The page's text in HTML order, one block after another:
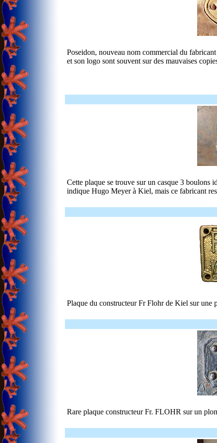
Poseidon, nouveau nom commercial du
et son logo sont souvent sur des mauvaises
Cette plaque se trouve sur un casque 3 boulons
indique Hugo Meyer à Kiel, mais ce fabricant
Plaque du constructeur Fr Flohr de Kiel sur une
Rare plaque constructeur Fr. FLOHR sur un